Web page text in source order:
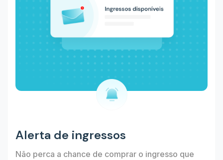
Alerta de ingressos
Não perca a chance de comprar o ingresso que